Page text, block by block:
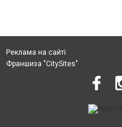
Реклама на сайті
Франшиза "CitySites"